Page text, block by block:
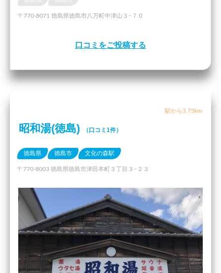
〒770-8071 徳島県徳島市八万町中津山３−７０
口コミをご投稿する
駅から3.75km
昭和湯(徳島) （口コミ1件）
徳島県 徳島市 文化の森駅
〒770-8003 徳島県徳島市津田本町３丁目３−２３